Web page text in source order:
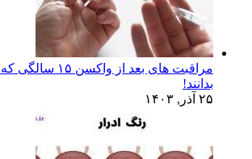
مراقبت های بعد از
بدانند!
۲۵ آذر, ۱۴۰۳